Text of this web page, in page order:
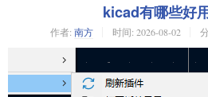
kicad有哪些好
作者: 南方 时间: 2026-08-02